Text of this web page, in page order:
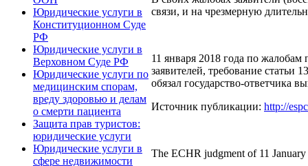
Юридические услуги в
Конституционном Суде
РФ
Юридические услуги в
Верховном Суде РФ
Юридические услуги по
медицинским спорам,
вреду здоровью и делам
о смерти пациента
Защита прав туристов:
юридические услуги
Юридические услуги в
сфере недвижимости
связи, и на чрезмерную
11 января 2018 года по
заявителей, требование
обязал государство-ответчика
Источник публикации: http://
The ECHR judgment of 11